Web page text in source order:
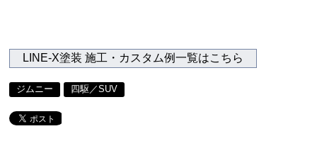
LINE-X塗装 施工・カスタム例一覧はこちら
ジムニー 四駆／SUV